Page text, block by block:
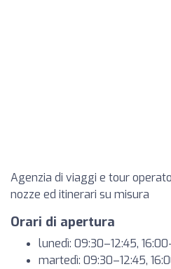
Agenzia di viaggi e tour
nozze ed itinerari su misura
Orari di apertura
lunedì: 09:30–12:45,
martedì: 09:30–12:45,